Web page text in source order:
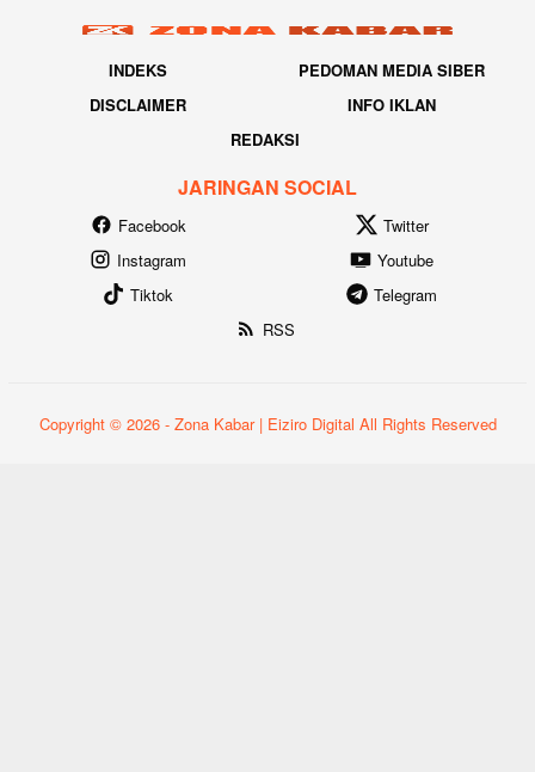
INDEKS
PEDOMAN MEDIA SIBER
DISCLAIMER
INFO IKLAN
REDAKSI
JARINGAN SOCIAL
Facebook
Twitter
Instagram
Youtube
Tiktok
Telegram
RSS
Copyright © 2026 - Zona Kabar | Eiziro Digital All Rights Reserved